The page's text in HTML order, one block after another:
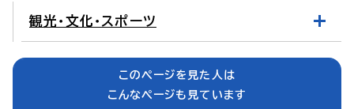
観光・文化・スポーツ
このページを見た人は
こんなページも見ています